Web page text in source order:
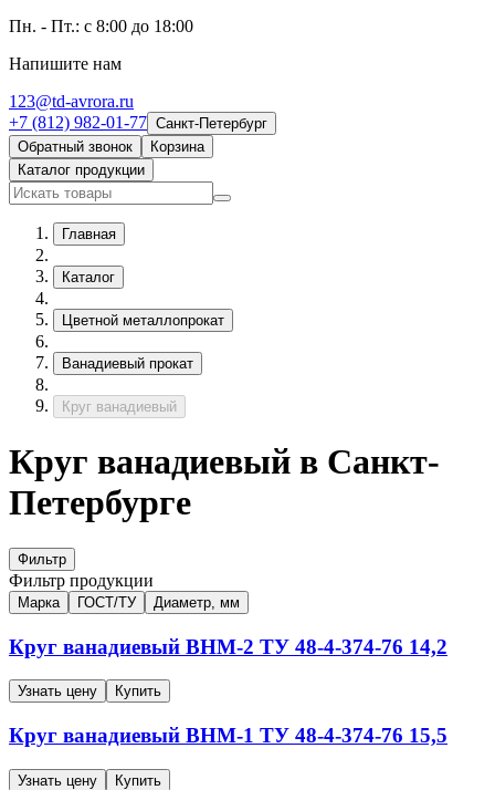
Пн. - Пт.: с 8:00 до 18:00
Напишите нам
123@td-avrora.ru
+7 (812) 982-01-77 Санкт-Петербург
Обратный звонок
Корзина
Каталог продукции
Главная
Каталог
Цветной металлопрокат
Ванадиевый прокат
Круг ванадиевый
Круг ванадиевый в Санкт-
Петербурге
Фильтр
Фильтр продукции
Марка ГОСТ/ТУ Диаметр, мм
Круг ванадиевый ВНМ-2 ТУ 48-4-374-76 14,2
Узнать цену Купить
Круг ванадиевый ВНМ-1 ТУ 48-4-374-76 15,5
Узнать цену Купить